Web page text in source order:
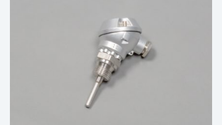
Underhållstips
Kontakt